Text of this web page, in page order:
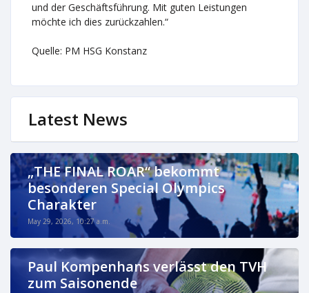
und der Geschäftsführung. Mit guten Leistungen
möchte ich dies zurückzahlen.“
Quelle: PM HSG Konstanz
Latest News
„THE FINAL ROAR“ bekommt
besonderen Special Olympics
Charakter
May 29, 2026, 10:27 a.m.
Paul Kompenhans verlässt den TVH
zum Saisonende